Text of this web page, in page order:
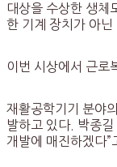
대상을 수상한 생체
한 기계 장치가 아닌
이번 시상에서 근로
재활공학기기 분야
발하고 있다. 박종
개발에 매진하겠다”